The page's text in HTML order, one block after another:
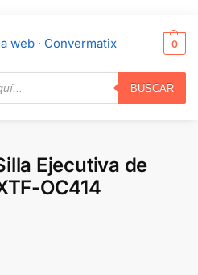
BUSCAR
0
Silla Ejecutiva de Oficina, 120kg · XTF-OC414
Ejecutiva de
OC414